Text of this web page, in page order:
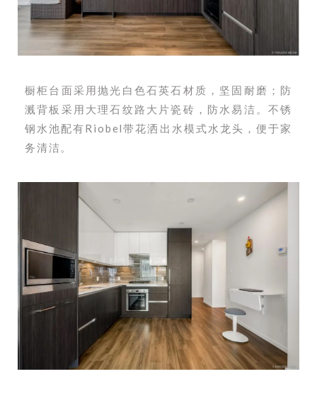
橱柜台面采用抛光白色石英石材质，坚固耐磨；防
溅背板采用大理石纹路大片瓷砖，防水易洁。不锈
钢水池配有Riobel带花洒出水模式水龙头，便于家
务清洁。